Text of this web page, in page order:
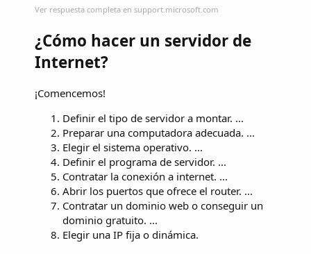
Ver respuesta completa en support.microsoft.com
¿Cómo hacer un servidor de
Internet?
¡Comencemos!
Definir el tipo de servidor a montar. ...
Preparar una computadora adecuada. ...
Elegir el sistema operativo. ...
Definir el programa de servidor. ...
Contratar la conexión a internet. ...
Abrir los puertos que ofrece el router. ...
Contratar un dominio web o conseguir un
dominio gratuito. ...
Elegir una IP fija o dinámica.